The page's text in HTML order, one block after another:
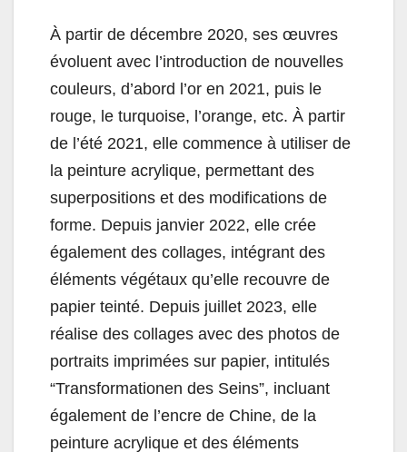
À partir de décembre 2020, ses œuvres
évoluent avec l’introduction de nouvelles
couleurs, d’abord l’or en 2021, puis le
rouge, le turquoise, l’orange, etc. À partir
de l’été 2021, elle commence à utiliser de
la peinture acrylique, permettant des
superpositions et des modifications de
forme. Depuis janvier 2022, elle crée
également des collages, intégrant des
éléments végétaux qu’elle recouvre de
papier teinté. Depuis juillet 2023, elle
réalise des collages avec des photos de
portraits imprimées sur papier, intitulés
“Transformationen des Seins”, incluant
également de l’encre de Chine, de la
peinture acrylique et des éléments